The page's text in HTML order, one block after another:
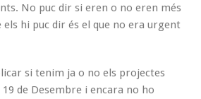
No puc dir si eren o no eren més
els hi puc dir és el que no era urgent
si tenim ja o no els projectes
de Desembre i encara no ho